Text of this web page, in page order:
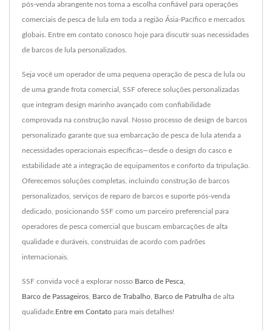
pós-venda abrangente nos torna a escolha confiável para operações
comerciais de pesca de lula em toda a região Ásia-Pacífico e mercados
globais. Entre em contato conosco hoje para discutir suas necessidades
de barcos de lula personalizados.
Seja você um operador de uma pequena operação de pesca de lula ou
de uma grande frota comercial, SSF oferece soluções personalizadas
que integram design marinho avançado com confiabilidade
comprovada na construção naval. Nosso processo de design de barcos
personalizado garante que sua embarcação de pesca de lula atenda a
necessidades operacionais específicas—desde o design do casco e
estabilidade até a integração de equipamentos e conforto da tripulação.
Oferecemos soluções completas, incluindo construção de barcos
personalizados, serviços de reparo de barcos e suporte pós-venda
dedicado, posicionando SSF como um parceiro preferencial para
operadores de pesca comercial que buscam embarcações de alta
qualidade e duráveis, construídas de acordo com padrões
internacionais.
SSF convida você a explorar nosso Barco de Pesca
Barco de Passageiros Barco de Trabalho Barco de Patrulha de alta
qualidade. Entre em Contato para mais detalhes!